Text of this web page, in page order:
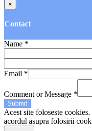
×
Contact
Name *
Email *
Comment or Message *
Submit
Acest site foloseste
acordul asupra folosirii